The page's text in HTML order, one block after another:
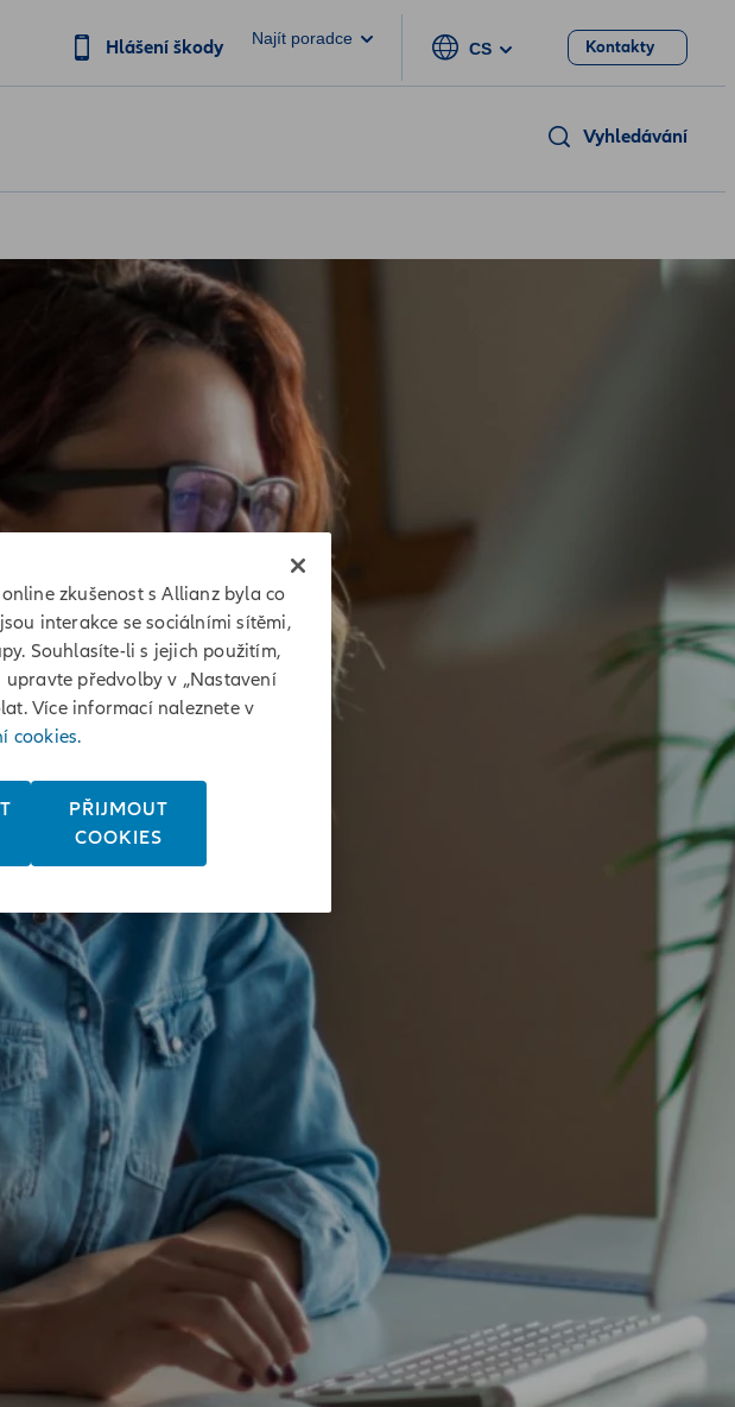
Hlášení škody Najít poradce
CS Kontakty
Vyhledávání
zkušenost s Allianz byla co
interakce se sociálními sítěmi,
Souhlasíte-li s jejich použitím,
předvolby v „Nastavení
Více informací naleznete v
cookies.
PŘIJMOUT
COOKIES